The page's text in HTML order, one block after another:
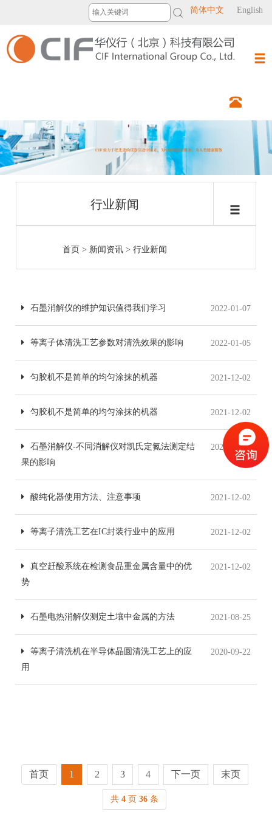
简体中文 English
行业新闻
首页 > 新闻资讯 > 行业新闻
石墨消解仪的维护知识值得我们学习 2022-01-07
等离子体清洗工艺参数对清洗效果的影响 2022-01-05
匀胶机不是简单的均匀涂抹的机器 2021-12-02
匀胶机不是简单的均匀涂抹的机器 2021-12-02
石墨消解仪-不同消解仪对凯氏定氮法测定结
果的影响
2021-12-02
酸纯化器使用方法、注意事项 2021-12-02
等离子清洗工艺在IC封装行业中的应用 2021-12-02
真空赶酸系统在检测食品重金属含量中的优
势
2021-12-02
石墨电热消解仪测定土壤中金属的方法 2021-08-25
等离子清洗机在半导体晶圆清洗工艺上的应
用
2020-09-22
首页 1 2 3 4 下一页 末页
共 4页 36条